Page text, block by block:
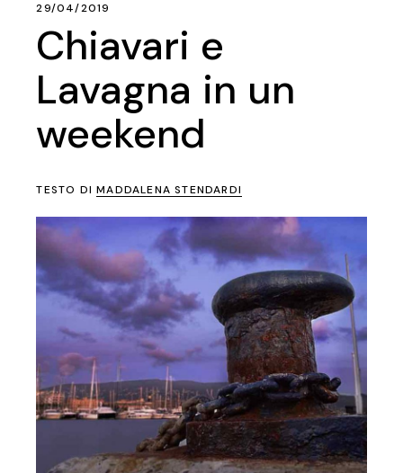
29/04/2019
Chiavari e
Lavagna in un
weekend
TESTO DIMADDALENA STENDARDI